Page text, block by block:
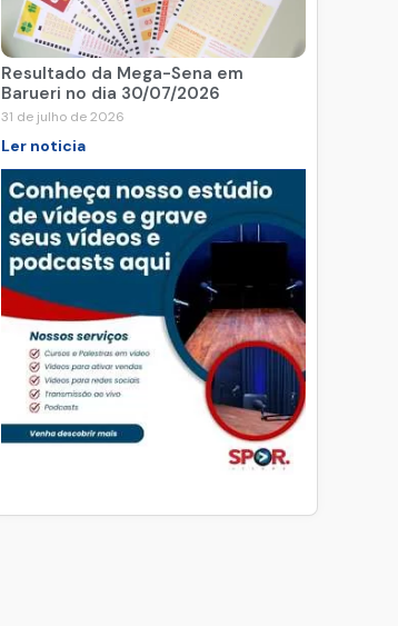
Resultado da Mega-Sena em
Barueri no dia 30/07/2026
31 de julho de 2026
Ler noticia